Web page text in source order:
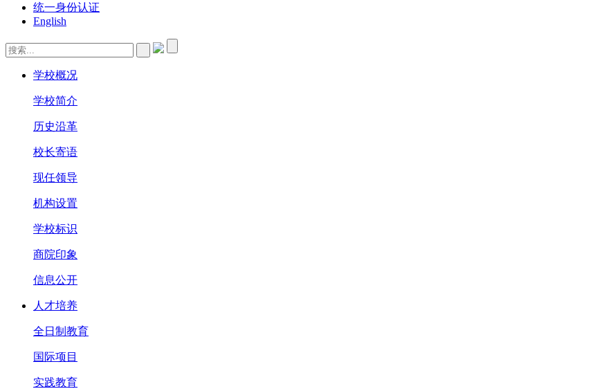
统一身份认证
English
学校概况
学校简介
历史沿革
校长寄语
现任领导
机构设置
学校标识
商院印象
信息公开
人才培养
全日制教育
国际项目
实践教育